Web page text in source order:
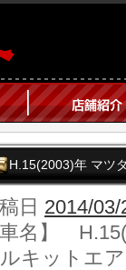
H.15(2003)年 マツ
日 2014/03/
車名】
キットエ